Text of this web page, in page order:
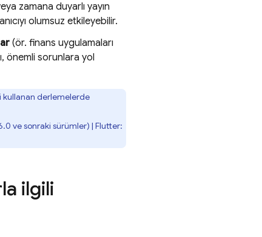
zamana duyarlı yayın
olumsuz etkileyebilir.
(ör. finans uygulamaları
önemli sorunlara yol
kullanan derlemelerde
ve sonraki sürümler) | Flutter:
ilgili